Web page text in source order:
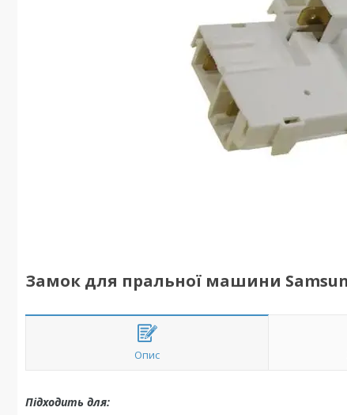
Замок для пральної машини
Опис
Підходить для: